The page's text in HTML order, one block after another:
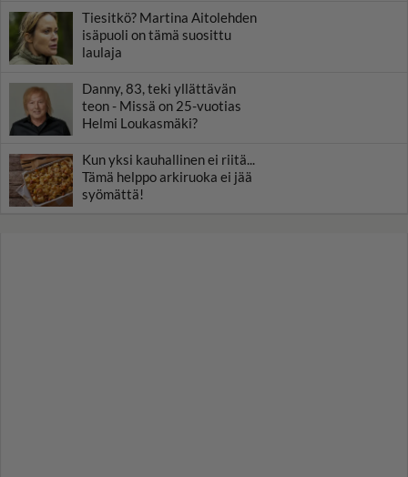
Tiesitkö? Martina Aitolehden
isäpuoli on tämä suosittu
laulaja
Danny, 83, teki yllättävän
teon - Missä on 25-vuotias
Helmi Loukasmäki?
Kun yksi kauhallinen ei riitä...
Tämä helppo arkiruoka ei jää
syömättä!